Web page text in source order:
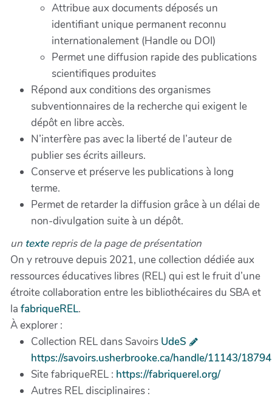
Attribue aux documents déposés un
identifiant unique permanent reconnu
internationalement (Handle ou DOI)
Permet une diffusion rapide des publications
scientifiques produites
Répond aux conditions des organismes
subventionnaires de la recherche qui exigent le
dépôt en libre accès.
N’interfère pas avec la liberté de l’auteur de
publier ses écrits ailleurs.
Conserve et préserve les publications à long
terme.
Permet de retarder la diffusion grâce à un délai de
non-divulgation suite à un dépôt.
un texterepris de la page de présentation
On y retrouve depuis 2021, une collection dédiée aux
ressources éducatives libres (REL) qui est le fruit d’une
étroite collaboration entre les bibliothécaires du SBA et
la fabriqueREL.
À explorer :
Collection REL dans Savoirs UdeS
https://savoirs.usherbrooke.ca/handle/11143/18794
Site fabriqueREL : https://fabriquerel.org/
Autres REL disciplinaires :